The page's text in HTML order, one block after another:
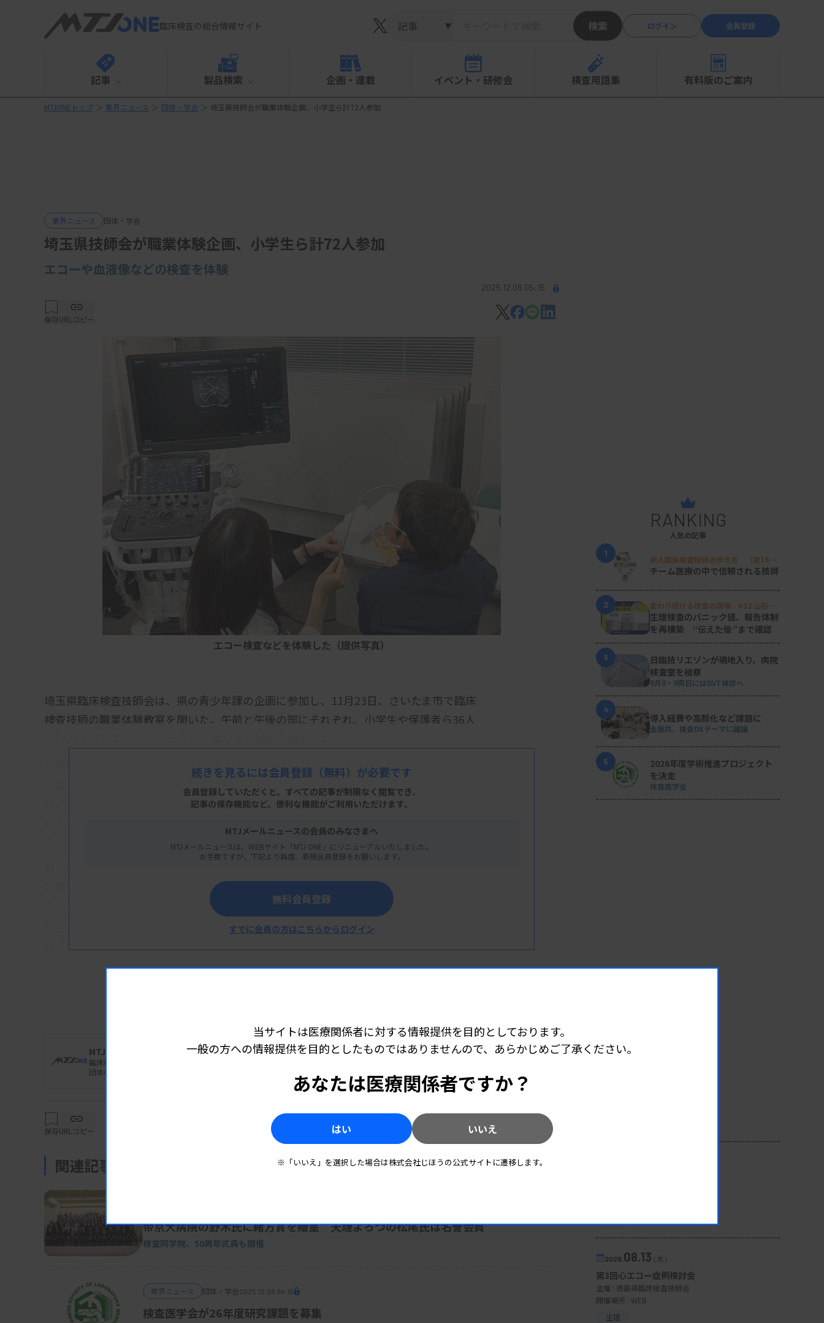
臨床検査の総合情報サイト ▼ 検索 ログイン 会員登録
記事 製品検索 企画・連載 イベント・研修会 検査用語集 有料版のご案内
MTJONEトップ ＞ 業界ニュース ＞ 団体・学会 ＞ 埼玉県技師会が職業体験企画、小学生ら計72人参加
業界ニュース 団体・学会
埼玉県技師会が職業体験企画、小学生ら計72人参加
エコーや血液像などの検査を体験
2025.12.08 05:15
保存URLコピー
エコー検査などを体験した（提供写真）
埼玉県臨床検査技師会は、県の青少年課の企画に参加し、11月23日、さいたま市で臨床
検査技師の職業体験教室を開いた。午前と午後の部にそれぞれ、小学生や保護者ら36人
午前は県青少年課の職業体験企画、午後は全国「検査と健康展」の埼玉会場の企画として
実施した。県技師会として初の試み。企画した事業部の塚原晃部長（戸田中央総合病院）
は、「将来の臨床検査技師を育成する目的で県の企画に応募した。いろいろな職業体験が
須病院）、血液、生理、細胞、一般、免疫の各研究班の班員が運営に協力。参加者は、4
つのブースなどを順に回り、尿試験紙を使ってジュースの糖分を検出したり、果物ゼリー
にエコーのプローブを当てたりして臨床検査の一端を体験した。体験を終えた小学生から
続きを見るには会員登録 （無料）が必要です
会員登録していただくと、すべての記事が制限なく閲覧でき、
記事の保存機能など、便利な機能がご利用いただけます。
MTJメールニュースの会員のみなさまへ
MTJメールニュースは、WEBサイト「MTJ ONE」にリニューアルいたしました。
お手数ですが、下記より再度、新規会員登録をお願いします。
無料会員登録
すでに会員の方はこちらからログイン
MTJ編集部
臨床検査業界の“いま”を的確に捉え、臨床検査技師一人ひとりを支える情報を発信していきます。検査制度や政策をはじめ、関係学会や職能
団体のトピックス、装置試薬など技術革新の動向まで幅広く取材・編集。ニュース以外の連載、企画、動画もお届けしていきます。
保存URLコピー
関連記事
帝京大病院の野木氏に緒方賞を贈呈 天理よろづの松尾氏は名誉会員
検査同学院、50周年式典も開催
業界ニュース 団体・学会2025.12.08 04:15
検査医学会が26年度研究課題を募集
RANKING
人気の記事
1
新人臨床検査技師の歩き方 ［第16
回］
チーム医療の中で信頼される技師
2
変わり続ける検査の現場 #32 山形済
生病院
生理検査のパニック値、報告体制
を再構築 “伝えた後”まで確認
3
日臨技リエゾンが現地入り、病院
検査室を視察
8月8・9両日にはDVT検診へ
4
導入経費や高齢化など課題に
全医共、検査DXテーマに議論
5
2026年度学術推進プロジェクト
を決定
検査医学会
2026. 08.13（木）
第3回心エコー症例検討会
主催 : 徳島県臨床検査技師会
開催場所 : WEB
生理
当サイトは医療関係者に対する情報提供を目的としております。
一般の方への情報提供を目的としたものではありませんので、あらかじめご了承ください。
あなたは医療関係者ですか？
はい いいえ
※「いいえ」を選択した場合は株式会社じほうの公式サイトに遷移します。